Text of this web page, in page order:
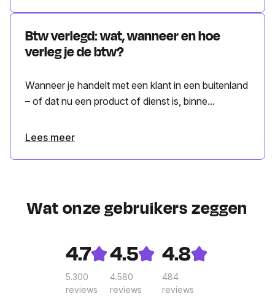
Btw verlegd: wat, wanneer en hoe
verleg je de btw?
Wanneer je handelt met een klant in een buitenland
– of dat nu een product of dienst is, binne...
Lees meer
Wat onze gebruikers zeggen
4.7
5.300
reviews
4.5
4.580
reviews
4.8
484
reviews